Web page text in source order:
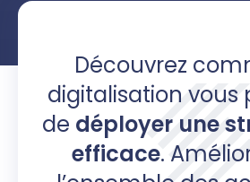
Découvrez
digitalisation vous
de déployer une
efficace.